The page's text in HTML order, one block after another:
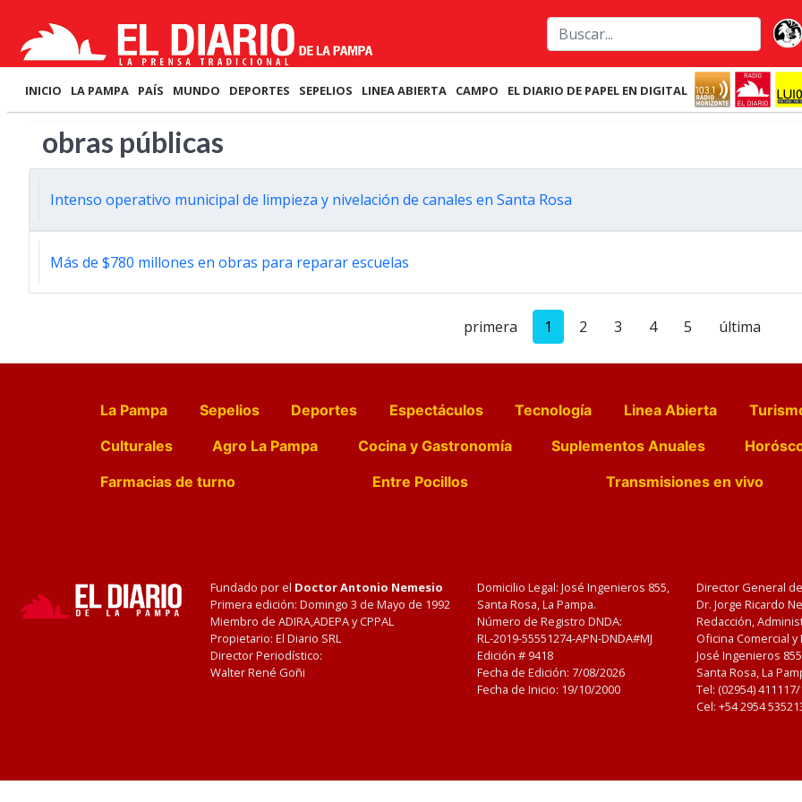
INICIO LA PAMPA PAÍS MUNDO DEPORTES SEPELIOS LINEA ABIERTA CAMPO EL DIARIO DE PAPEL EN DIGITAL
obras públicas
Intenso operativo municipal de limpieza y nivelación de canales en Santa Rosa
Más de $780 millones en obras para reparar escuelas
primera 1 2 3 4 5 última
La Pampa Sepelios Deportes Espectáculos Tecnología Linea Abierta
Culturales
Agro La Pampa Cocina y Gastronomía Suplementos Anuales
Farmacias de turno
Entre Pocillos Transmisiones en vivo
Fundado por el Doctor Antonio Nemesio
Primera edición: Domingo 3 de Mayo de 1992
Miembro de ADIRA,ADEPA y CPPAL
Propietario: El Diario SRL
Director Periodístico:
Walter René Goñi
Domicilio Legal: José Ingenieros 855,
Santa Rosa, La Pampa.
Número de Registro DNDA:
RL-2019-55551274-APN-DNDA#MJ
Edición # 9418
Fecha de Edición: 7/08/2026
Fecha de Inicio: 19/10/2000
Director General
Dr. Jorge Ricardo
Redacción,
Oficina Comercial
José Ingenieros
Santa Rosa, La
Tel: (02954)
Cel: +54 2954